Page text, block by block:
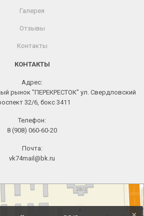
Галерея
Отзывы
Контакты
КОНТАКТЫ
Адрес:
рынок "ПЕРЕКРЕСТОК" ул. Свердловский
32/6, бокс 3411
Телефон:
8 (908) 060-60-20
Почта:
vk74mail@bk.ru